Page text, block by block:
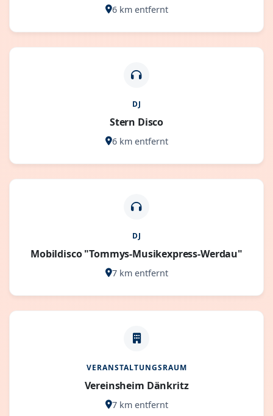
6 km entfernt
DJ
Stern Disco
6 km entfernt
DJ
Mobildisco "Tommys-Musikexpress-Werdau"
7 km entfernt
VERANSTALTUNGSRAUM
Vereinsheim Dänkritz
7 km entfernt